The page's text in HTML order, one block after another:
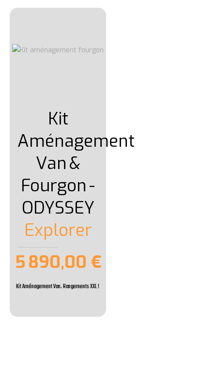
Kit
Aménagement
Van&
Fourgon-
ODYSSEY
Explorer
5 890,00 €
Kit Aménagement Van. Rangements XXL !